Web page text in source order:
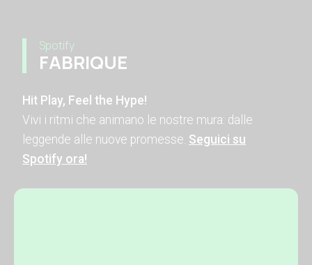
Spotify
FABRIQUE
Hit Play, Feel the Hype!
Vivi i ritmi che animano le nostre mura: dalle
leggende alle nuove promesse. Seguici su
Spotify ora!